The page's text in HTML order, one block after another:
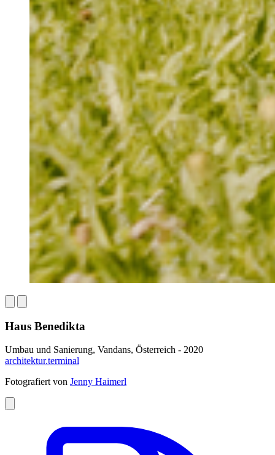
Haus Benedikta
Umbau und Sanierung, Vandans, Österreich - 2020
architektur.terminal
Fotografiert von Jenny Haimerl